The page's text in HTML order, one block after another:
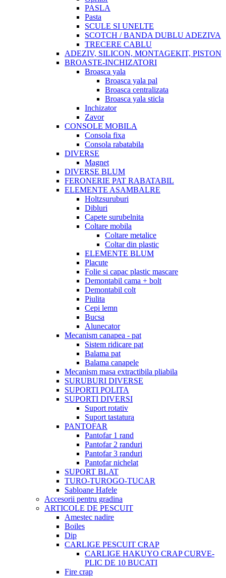
PASLA
Pasta
SCULE SI UNELTE
SCOTCH / BANDA DUBLU ADEZIVA
TRECERE CABLU
ADEZIV, SILICON, MONTAGEKIT, PISTON
BROASTE-INCHIZATORI
Broasca yala
Broasca yala pal
Broasca centralizata
Broasca yala sticla
Inchizator
Zavor
CONSOLE MOBILA
Consola fixa
Consola rabatabila
DIVERSE
Magnet
DIVERSE BLUM
FERONERIE PAT RABATABIL
ELEMENTE ASAMBALRE
Holtzsuruburi
Dibluri
Capete surubelnita
Coltare mobila
Coltare metalice
Coltar din plastic
ELEMENTE BLUM
Placute
Folie si capac plastic mascare
Demontabil cama + bolt
Demontabil colt
Piulita
Cepi lemn
Bucsa
Alunecator
Mecanism canapea - pat
Sistem ridicare pat
Balama pat
Balama canapele
Mecanism masa extractibila pliabila
SURUBURI DIVERSE
SUPORTI POLITA
SUPORTI DIVERSI
Suport rotativ
Suport tastatura
PANTOFAR
Pantofar 1 rand
Pantofar 2 randuri
Pantofar 3 randuri
Pantofar nichelat
SUPORT BLAT
TURO-TUROGO-TUCAR
Sabloane Hafele
Accesorii pentru gradina
ARTICOLE DE PESCUIT
Amestec nadire
Boiles
Dip
CARLIGE PESCUIT CRAP
CARLIGE HAKUYO CRAP CURVE-
PLIC DE 10 BUCATI
Fire crap